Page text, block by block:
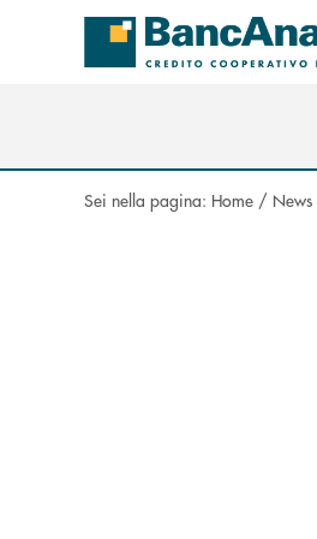
Salta al contenuto principale
Sei nella pagina: Home / News